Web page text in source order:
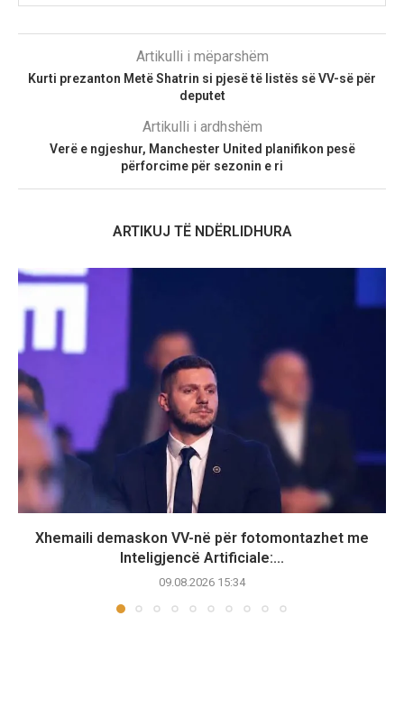
Artikulli i mëparshëm
Kurti prezanton Metë Shatrin si pjesë të listës së VV-së për
deputet
Artikulli i ardhshëm
Verë e ngjeshur, Manchester United planifikon pesë
përforcime për sezonin e ri
ARTIKUJ TË NDËRLIDHURA
Xhemaili demaskon VV-në për fotomontazhet me
Inteligjencë Artificiale:...
09.08.2026 15:34